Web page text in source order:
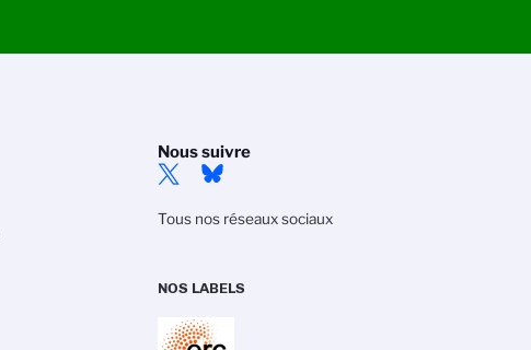
Nous suivre
Tous nos réseaux sociaux
NOS LABELS